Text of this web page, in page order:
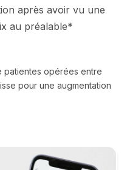
après avoir vu une
au préalable*
patientes opérées entre
pour une augmentation